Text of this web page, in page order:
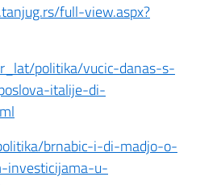
full-view.aspx?
politika/vucic-danas-s-
italije-di-
brnabic-i-di-madjo-o-
investicijama-u-